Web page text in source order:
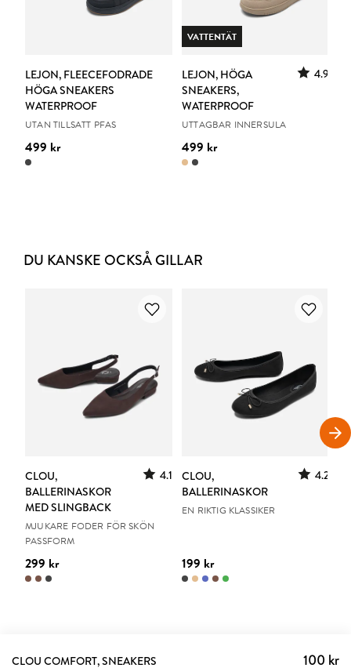
LEJON, FLEECEFODRADE
HÖGA SNEAKERS
WATERPROOF
UTAN TILLSATT PFAS
499 kr
LEJON, HÖGA
SNEAKERS,
WATERPROOF
4.9
UTTAGBAR INNERSULA
499 kr
VATTENTÄT
DU KANSKE OCKSÅ GILLAR
CLOU,
BALLERINASKOR
MED SLINGBACK
4.1
MJUKARE FODER FÖR SKÖN
PASSFORM
299 kr
CLOU,
BALLERINASKOR
4.2
EN RIKTIG KLASSIKER
199 kr
CLOU COMFORT, SNEAKERS Pris:
100 kr